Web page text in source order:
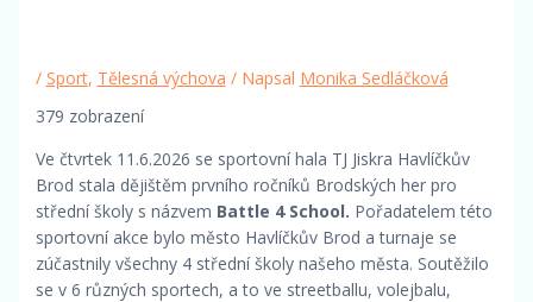
/ Sport, Tělesná výchova / Napsal Monika Sedláčková
379 zobrazení
Ve čtvrtek 11.6.2026 se sportovní hala TJ Jiskra Havlíčkův
Brod stala dějištěm prvního ročníků Brodských her pro
střední školy s názvem Battle 4 School. Pořadatelem této
sportovní akce bylo město Havlíčkův Brod a turnaje se
zúčastnily všechny 4 střední školy našeho města. Soutěžilo
se v 6 různých sportech, a to ve streetballu, volejbalu,